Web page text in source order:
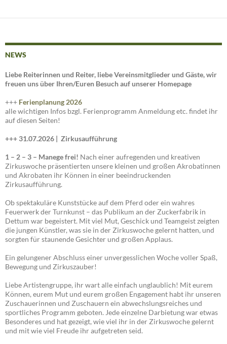
NEWS
Liebe Reiterinnen und Reiter, liebe Vereinsmitglieder und Gäste, wir
freuen uns über Ihren/Euren Besuch auf unserer Homepage
+++ Ferienplanung 2026
alle wichtigen Infos bzgl. Ferienprogramm Anmeldung etc. findet ihr
auf diesen Seiten!
+++ 31.07.2026 | Zirkusaufführung
1 – 2 – 3 – Manege frei! Nach einer aufregenden und kreativen
Zirkuswoche präsentierten unsere kleinen und großen Akrobatinnen
und Akrobaten ihr Können in einer beeindruckenden
Zirkusaufführung.
Ob spektakuläre Kunststücke auf dem Pferd oder ein wahres
Feuerwerk der Turnkunst – das Publikum an der Zuckerfabrik in
Dettum war begeistert. Mit viel Mut, Geschick und Teamgeist zeigten
die jungen Künstler, was sie in der Zirkuswoche gelernt hatten, und
sorgten für staunende Gesichter und großen Applaus.
Ein gelungener Abschluss einer unvergesslichen Woche voller Spaß,
Bewegung und Zirkuszauber!
Liebe Artistengruppe, ihr wart alle einfach unglaublich! Mit eurem
Können, eurem Mut und eurem großen Engagement habt ihr unseren
Zuschauerinnen und Zuschauern ein abwechslungsreiches und
sportliches Programm geboten. Jede einzelne Darbietung war etwas
Besonderes und hat gezeigt, wie viel ihr in der Zirkuswoche gelernt
und mit wie viel Freude ihr aufgetreten seid.